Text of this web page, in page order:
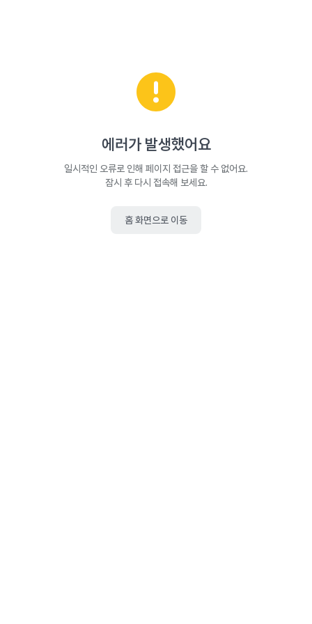
에러가 발생했어요
일시적인 오류로 인해 페이지 접근을 할 수 없어요.
잠시 후 다시 접속해 보세요.
홈 화면으로 이동